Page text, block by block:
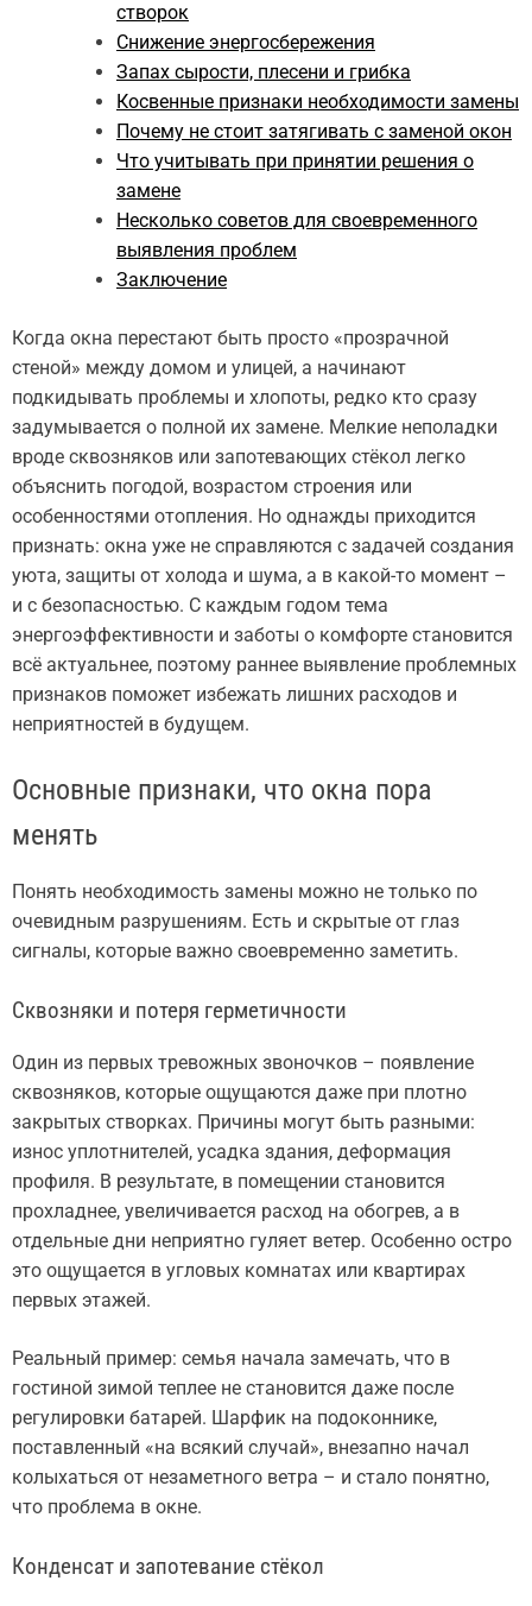
створок
Снижение энергосбережения
Запах сырости, плесени и грибка
Косвенные признаки необходимости замены
Почему не стоит затягивать с заменой окон
Что учитывать при принятии решения о
замене
Несколько советов для своевременного
выявления проблем
Заключение
Когда окна перестают быть просто «прозрачной
стеной» между домом и улицей, а начинают
подкидывать проблемы и хлопоты, редко кто сразу
задумывается о полной их замене. Мелкие неполадки
вроде сквозняков или запотевающих стёкол легко
объяснить погодой, возрастом строения или
особенностями отопления. Но однажды приходится
признать: окна уже не справляются с задачей создания
уюта, защиты от холода и шума, а в какой-то момент –
и с безопасностью. С каждым годом тема
энергоэффективности и заботы о комфорте становится
всё актуальнее, поэтому раннее выявление проблемных
признаков поможет избежать лишних расходов и
неприятностей в будущем.
Основные признаки, что окна пора
менять
Понять необходимость замены можно не только по
очевидным разрушениям. Есть и скрытые от глаз
сигналы, которые важно своевременно заметить.
Сквозняки и потеря герметичности
Один из первых тревожных звоночков – появление
сквозняков, которые ощущаются даже при плотно
закрытых створках. Причины могут быть разными:
износ уплотнителей, усадка здания, деформация
профиля. В результате, в помещении становится
прохладнее, увеличивается расход на обогрев, а в
отдельные дни неприятно гуляет ветер. Особенно остро
это ощущается в угловых комнатах или квартирах
первых этажей.
Реальный пример: семья начала замечать, что в
гостиной зимой теплее не становится даже после
регулировки батарей. Шарфик на подоконнике,
поставленный «на всякий случай», внезапно начал
колыхаться от незаметного ветра – и стало понятно,
что проблема в окне.
Конденсат и запотевание стёкол